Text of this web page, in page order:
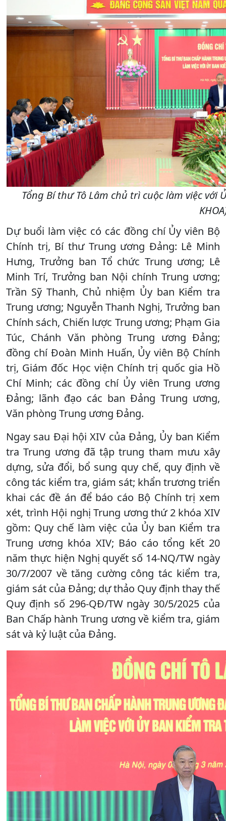
Tổng Bí thư Tô Lâm chủ trì cuộc làm việc với
Dự buổi làm việc có các đồng chí Ủy viên Bộ
Chính trị, Bí thư Trung ương Đảng: Lê Minh
Hưng, Trưởng ban Tổ chức Trung ương; Lê
Minh Trí, Trưởng ban Nội chính Trung ương;
Trần Sỹ Thanh, Chủ nhiệm Ủy ban Kiểm tra
Trung ương; Nguyễn Thanh Nghị, Trưởng ban
Chính sách, Chiến lược Trung ương; Phạm Gia
Túc, Chánh Văn phòng Trung ương Đảng;
đồng chí Đoàn Minh Huấn, Ủy viên Bộ Chính
trị, Giám đốc Học viện Chính trị quốc gia Hồ
Chí Minh; các đồng chí Ủy viên Trung ương
Đảng; lãnh đạo các ban Đảng Trung ương,
Văn phòng Trung ương Đảng.
Ngay sau Đại hội XIV của Đảng, Ủy ban Kiểm
tra Trung ương đã tập trung tham mưu xây
dựng, sửa đổi, bổ sung quy chế, quy định về
công tác kiểm tra, giám sát; khẩn trương triển
khai các đề án để báo cáo Bộ Chính trị xem
xét, trình Hội nghị Trung ương thứ 2 khóa XIV
gồm: Quy chế làm việc của Ủy ban Kiểm tra
Trung ương khóa XIV; Báo cáo tổng kết 20
năm thực hiện Nghị quyết số 14-NQ/TW ngày
30/7/2007 về tăng cường công tác kiểm tra,
giám sát của Đảng; dự thảo Quy định thay thế
Quy định số 296-QĐ/TW ngày 30/5/2025 của
Ban Chấp hành Trung ương về kiểm tra, giám
sát và kỷ luật của Đảng.